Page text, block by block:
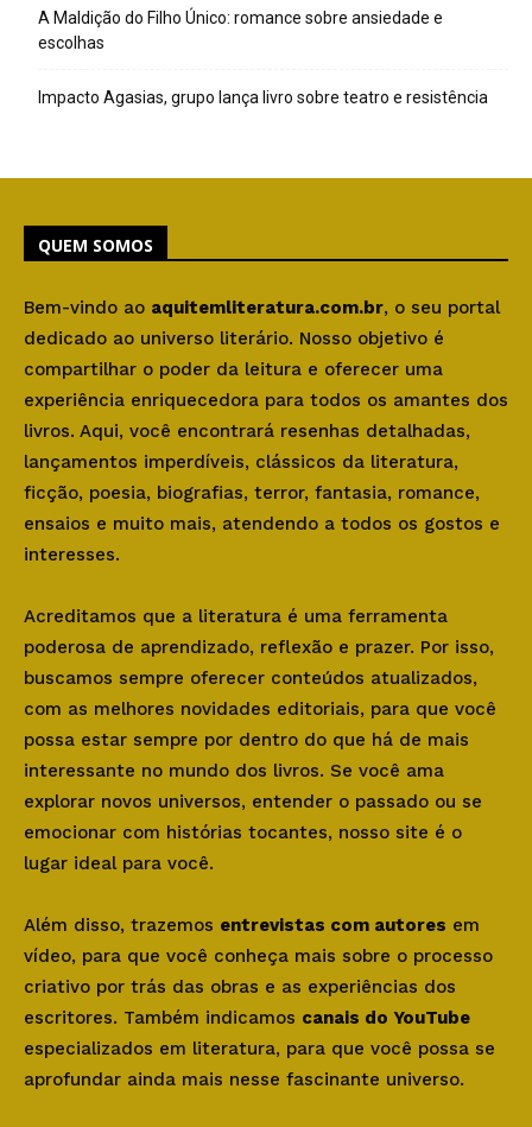
A Maldição do Filho Único: romance sobre ansiedade e
escolhas
Impacto Agasias, grupo lança livro sobre teatro e resistência
QUEM SOMOS
Bem-vindo ao aquitemliteratura.com.br, o seu portal
dedicado ao universo literário. Nosso objetivo é
compartilhar o poder da leitura e oferecer uma
experiência enriquecedora para todos os amantes dos
livros. Aqui, você encontrará resenhas detalhadas,
lançamentos imperdíveis, clássicos da literatura,
ficção, poesia, biografias, terror, fantasia, romance,
ensaios e muito mais, atendendo a todos os gostos e
interesses.
Acreditamos que a literatura é uma ferramenta
poderosa de aprendizado, reflexão e prazer. Por isso,
buscamos sempre oferecer conteúdos atualizados,
com as melhores novidades editoriais, para que você
possa estar sempre por dentro do que há de mais
interessante no mundo dos livros. Se você ama
explorar novos universos, entender o passado ou se
emocionar com histórias tocantes, nosso site é o
lugar ideal para você.
Além disso, trazemos entrevistas com autores em
vídeo, para que você conheça mais sobre o processo
criativo por trás das obras e as experiências dos
escritores. Também indicamos canais do YouTube
especializados em literatura, para que você possa se
aprofundar ainda mais nesse fascinante universo.